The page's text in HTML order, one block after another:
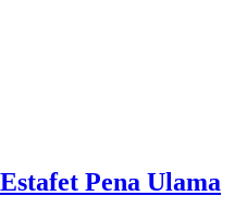
Estafet Pena Ulama